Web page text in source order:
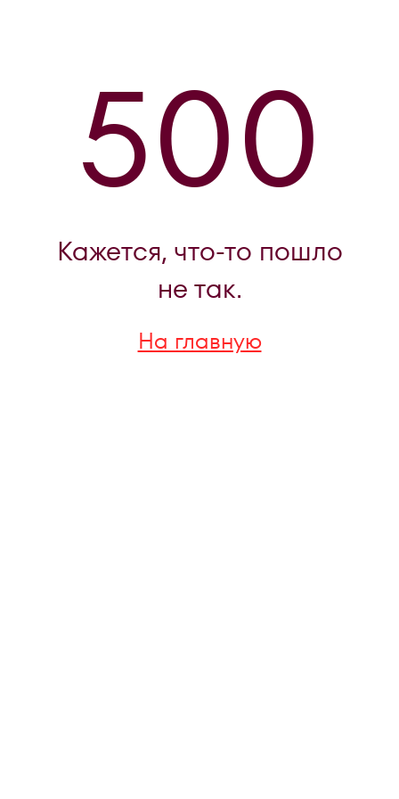
500
Кажется, что-то пошло
не так.
На главную